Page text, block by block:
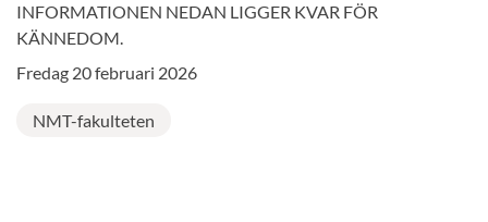
INFORMATIONEN NEDAN LIGGER KVAR FÖR
KÄNNEDOM.
Fredag 20 februari 2026
NMT-fakulteten